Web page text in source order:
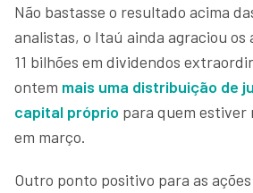
Não bastasse o resultado acima
analistas, o Itaú ainda agraciou os
11 bilhões em dividendos
ontem mais uma distribuição de
capital próprio para quem estiver
em março.
Outro ponto positivo para as